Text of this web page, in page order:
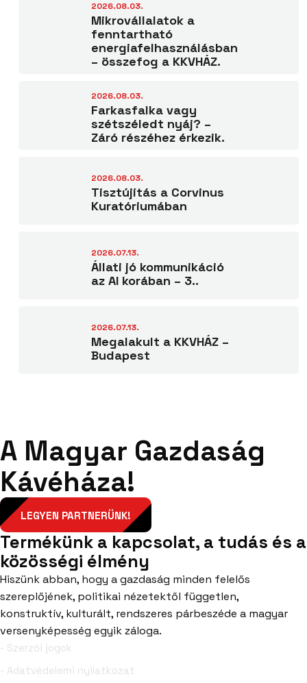
2026.08.03.
Mikrovállalatok a
fenntartható
energiafelhasználásban
– összefog a KKVHÁZ.
2026.08.03.
Farkasfalka vagy
szétszéledt nyáj? –
Záró részéhez érkezik.
2026.08.03.
Tisztújítás a Corvinus
Kuratóriumában
2026.07.13.
Állati jó kommunikáció
az AI korában – 3..
2026.07.13.
Megalakult a KKVHÁZ –
Budapest
A Magyar Gazdaság
Kávéháza!
LEGYEN PARTNERÜNK!
Termékünk a kapcsolat, a tudás és a
közösségi élmény
Hiszünk abban, hogy a gazdaság minden felelős
szereplőjének, politikai nézetektől független,
konstruktív, kulturált, rendszeres párbeszéde a magyar
versenyképesség egyik záloga.
- Szerzői jogok
- Adatvédelemi nyilatkozat